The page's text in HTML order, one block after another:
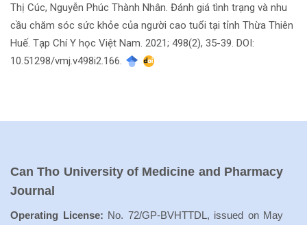
Thị Cúc, Nguyễn Phúc Thành Nhân. Đánh giá tình trạng và nhu
cầu chăm sóc sức khỏe của người cao tuổi tại tỉnh Thừa Thiên
Huế. Tạp Chí Y học Việt Nam. 2021; 498(2), 35-39. DOI:
10.51298/vmj.v498i2.166.
Can Tho University of Medicine and Pharmacy
Journal
Operating License: No. 72/GP-BVHTTDL, issued on May